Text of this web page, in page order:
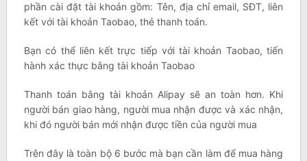
phần cài đặt tài khoản gồm: Tên, địa chỉ email, SĐT, liên
kết với tài khoản Taobao, thẻ thanh toán.
Bạn có thể liên kết trực tiếp với tài khoản Taobao, tiến
hành xác thực bằng tài khoản Taobao
Thanh toán bằng tài khoản Alipay sẽ an toàn hơn. Khi
người bán giao hàng, người mua nhận được và xác nhận,
khi đó người bán mới nhận được tiền của người mua
Trên đây là toàn bộ 6 bước mà bạn cần làm để mua hàng